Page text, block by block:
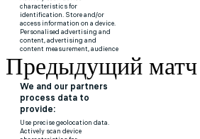
Предыдущий матч